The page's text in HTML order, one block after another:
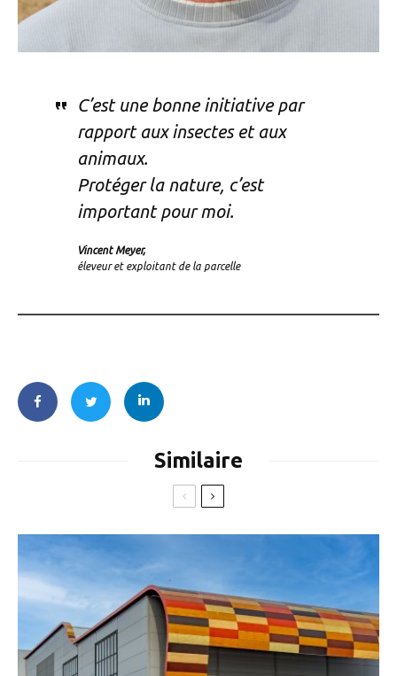
C’est une bonne initiative par
rapport aux insectes et aux
animaux.
Protéger la nature, c’est
important pour moi.
Vincent Meyer,
éleveur et exploitant de la parcelle
Similaire